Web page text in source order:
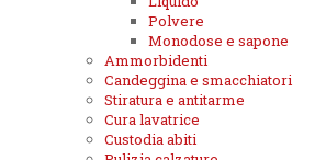
Polvere
Monodose e sapone
Ammorbidenti
Candeggina e smacchiatori
Stiratura e antitarme
Cura lavatrice
Custodia abiti